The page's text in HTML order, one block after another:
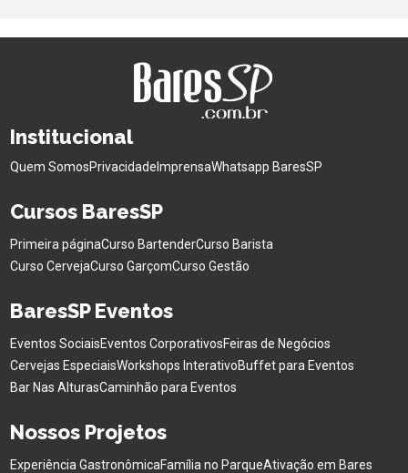
Institucional
Quem SomosPrivacidade ImprensaWhatsapp BaresSP
Cursos BaresSP
Primeira páginaCurso BartenderCurso Barista
Curso CervejaCurso GarçomCurso Gestão
BaresSP Eventos
Eventos SociaisEventos CorporativosFeiras de Negócios
Cervejas EspeciaisWorkshops InterativoBuffet para Eventos
Bar Nas AlturasCaminhão para Eventos
Nossos Projetos
Experiência GastronômicaFamília no ParqueAtivação em Bares